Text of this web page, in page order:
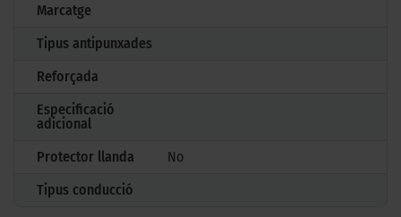
Marcatge
Tipus antipunxades
Reforçada
Especificació
adicional
Protector llanda
No
Tipus conducció